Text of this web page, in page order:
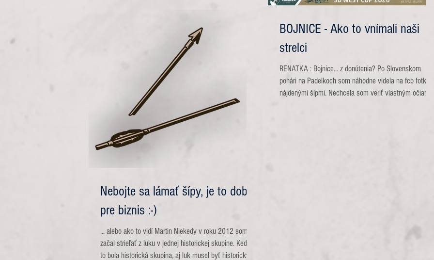
skutočne krásny kút našej vlasti. Mal som chu
Nebojte sa lámať šípy, je to dobré
pre biznis :-)
... alebo ako to vidí Martin Niekedy v roku 2012 som
začal strieľať z luku v jednej historickej skupine. Keďže
to bola historická skupina, aj luk musel byť historický.
BOJNICE - Ako to vnímali naši
strelci
RENATKA : Bojnice... z donútenia? Po Slovenskom
pohári na Padelkoch som náhodne videla na fcb fotku
nájdenými šípmi. Nechcela som veriť vlastným očiam.